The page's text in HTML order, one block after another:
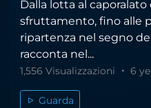
Dalla lotta al
sfruttamento, fino alle
ripartenza nel segno
racconta nel...
1,556 Visualizzazioni 6
Guarda